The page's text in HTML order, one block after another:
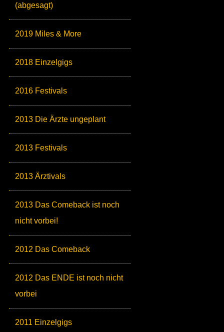
(abgesagt)
2019 Miles & More
2018 Einzelgigs
2016 Festivals
2013 Die Ärzte ungeplant
2013 Festivals
2013 Ärztivals
2013 Das Comeback ist noch
nicht vorbei!
2012 Das Comeback
2012 Das ENDE ist noch nicht
vorbei
2011 Einzelgigs